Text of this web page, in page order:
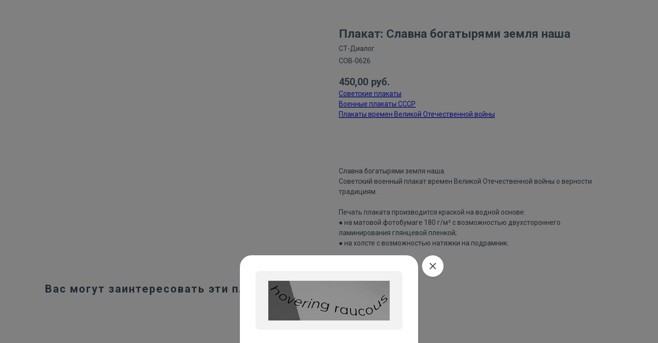
Плакат: Славна богатырями земля наша
СТ-Диалог
СОВ-0626
450,00 руб.
Советские плакаты
Военные плакаты СССР
Плакаты времен Великой Отечественной войны
Славна богатырями земля наша.
Советский военный плакат времен Великой Отечественной войны о верности
традициям.
Печать плаката производится краской на водной основе:
● на матовой фотобумаге 180 г/м² с возможностью двухстороннего
ламинирования глянцевой пленкой;
● на холсте с возможностью натяжки на подрамник.
Вас могут заинтересовать эти плакаты: